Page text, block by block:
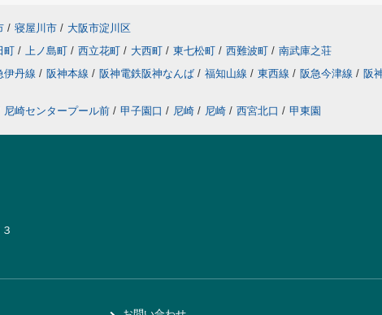
/ 寝屋川市 / 大阪市淀川区
町 / 上ノ島町 / 西立花町 / 大西町 / 東七松町 / 西難波町 / 南武庫之荘
伊丹線 / 阪神本線 / 阪神電鉄阪神なんば / 福知山線 / 東西線 / 阪急今津線 / 阪
尼崎センタープール前 / 甲子園口 / 尼崎 / 尼崎 / 西宮北口 / 甲東園